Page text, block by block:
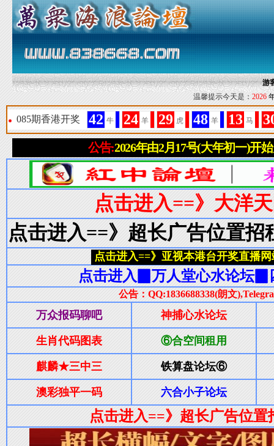
游
温馨提示今天是： 2026